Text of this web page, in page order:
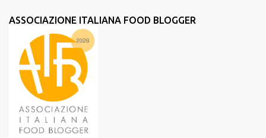
ASSOCIAZIONE ITALIANA FOOD BLOGGER